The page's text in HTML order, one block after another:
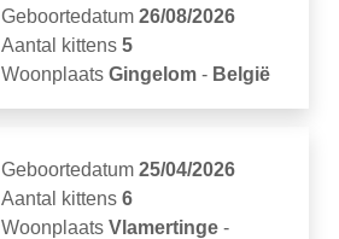
Geboortedatum 26/08/2026
Aantal kittens 5
Woonplaats Gingelom- België
Geboortedatum 25/04/2026
Aantal kittens 6
Woonplaats Vlamertinge-